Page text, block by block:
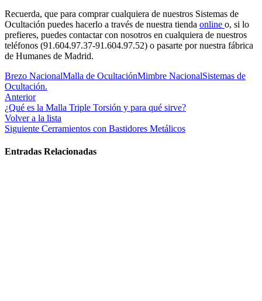
Recuerda, que para comprar cualquiera de nuestros Sistemas de
Ocultación puedes hacerlo a través de nuestra tienda online o, si lo
prefieres, puedes contactar con nosotros en cualquiera de nuestros
teléfonos (91.604.97.37-91.604.97.52) o pasarte por nuestra fábrica
de Humanes de Madrid.
Brezo NacionalMalla de OcultaciónMimbre NacionalSistemas de
Ocultación.
Anterior
¿Qué es la Malla Triple Torsión y para qué sirve?
Volver a la lista
Siguiente Cerramientos con Bastidores Metálicos
Entradas Relacionadas